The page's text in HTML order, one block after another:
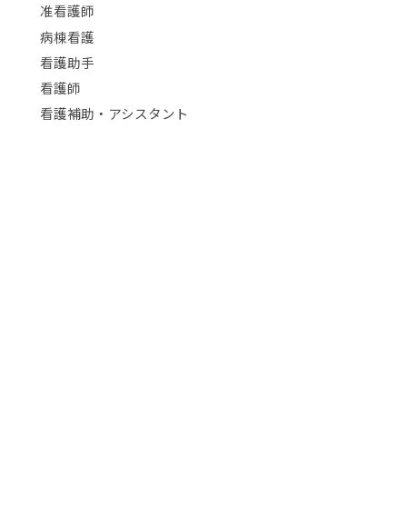
准看護師
病棟看護
看護助手
看護師
看護補助・アシスタント